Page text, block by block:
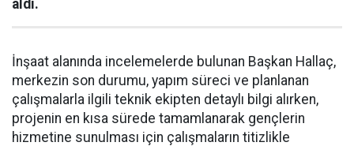
aldı.
İnşaat alanında incelemelerde bulunan Başkan Hallaç,
merkezin son durumu, yapım süreci ve planlanan
çalışmalarla ilgili teknik ekipten detaylı bilgi alırken,
projenin en kısa sürede tamamlanarak gençlerin
hizmetine sunulması için çalışmaların titizlikle